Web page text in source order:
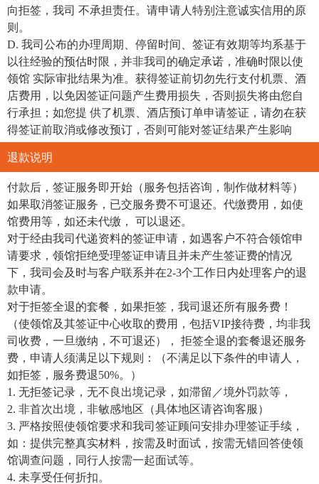
向拒签，我司 不承担责任。请申请人特别注意诚实信用的原
则。
D. 我司公布的办理周期、停留时间、签证有效期等均系基于
以往经验的预估时限，并非我司的确定承诺，准确时限以使
领馆 实际审批结果为准。获得签证前切勿先行支付机票、酒
店费用，以免因签证问题产生费用损失，否则损失将由您自
行承担；如您提 供了机票、酒店预订单申请签证，请勿在获
得签证前取消或修改预订，否则可能对签证结果产生影响
退款说明
付款后，签证服务即开始（服务包括咨询，制作做材料等）
如果取消签证服务，已交服务费不可退还。代缴费用，如使
馆费用等，如还未代缴， 可以退还。
对于经由我司代递资料的签证申请，如遇客户不符合领馆申
请要求，领馆拒绝受理签证申请且并未产生签证费的情况
下，我司会及时与客户联系并在2-3个工作日内处理客户的退
款申请。
对于拒签全退的套餐，如果拒签，我司退还所有服务费！
（使领馆及其签证中心收取的费用，包括VIP接待费，均非我
司收费，一旦缴纳，不可退还）， 拒签全退的套餐退还服务
费，申请人须满足以下规则：（不满足以下条件的申请人，
如拒签，服务费退50%。）
1. 无拒签记录，无不良出境记录，如滞留／境外罚款等，
2. 非首次出境，非敏感地区（具体地区请咨询客服）
3. 严格按照使领馆要求和我司签证顾问安排办理签证手续，
如：提供完整真实材料，按需及时面试，按需无错回答使领
馆调查问题，同行人按需一起面试等。
4. 未享受任何折扣。